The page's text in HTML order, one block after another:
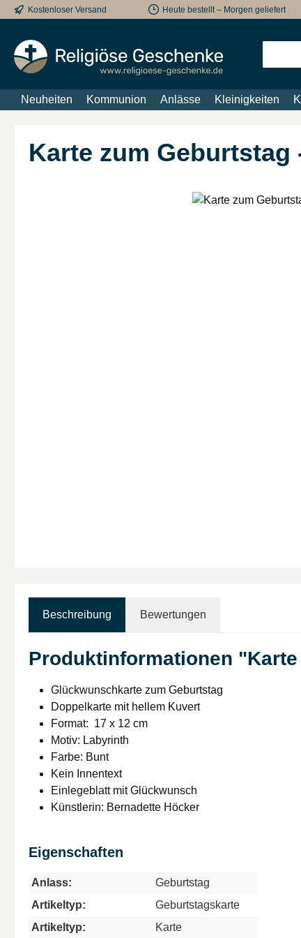
Hauptinhalt springen
Zur Suche springen
Zur Hauptnavigation springen
Kostenloser Versand Heute bestellt – Morgen geliefert
Neuheiten Kommunion Anlässe Kleinigkeiten
Karte zum Geburtstag
Beschreibung Bewertungen
Produktinformationen
Glückwunschkarte zum Geburtstag
Doppelkarte mit hellem Kuvert
Format: 17 x 12 cm
Motiv: Labyrinth
Farbe: Bunt
Kein Innentext
Einlegeblatt mit Glückwunsch
Künstlerin: Bernadette Höcker
Eigenschaften
Anlass:
Geburtstag
Artikeltyp:
Geburtstagskarte
Artikeltyp:
Karte